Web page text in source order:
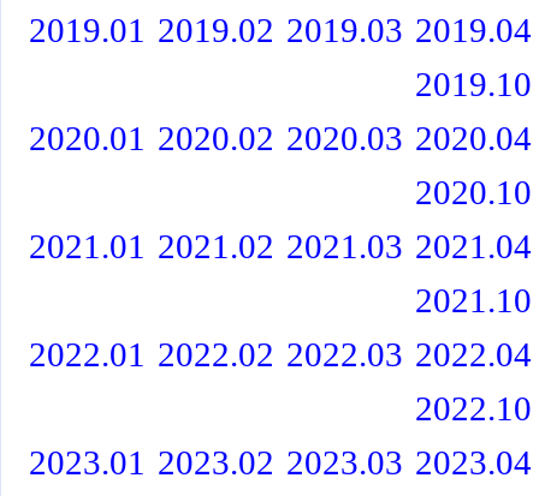
2019.01 2019.02 2019.03 2019.04
2019.10
2020.01 2020.02 2020.03 2020.04
2020.10
2021.01 2021.02 2021.03 2021.04
2021.10
2022.01 2022.02 2022.03 2022.04
2022.10
2023.01 2023.02 2023.03 2023.04